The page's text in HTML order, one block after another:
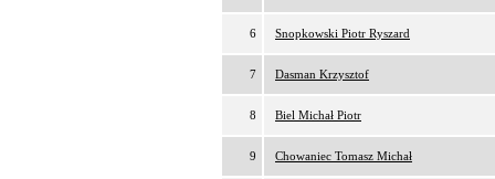
6 Snopkowski Piotr Ryszard
7 Dasman Krzysztof
8 Biel Michał Piotr
9 Chowaniec Tomasz Michał